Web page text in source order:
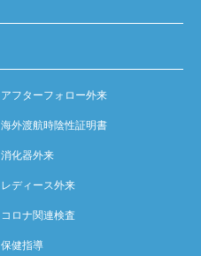
アフターフォロー外来
海外渡航時陰性証明書
消化器外来
レディース外来
コロナ関連検査
保健指導